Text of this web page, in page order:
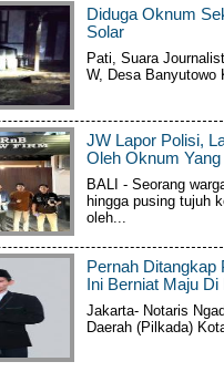
Diduga Oknum
Solar
Pati, Suara
W, Desa Banyutowo
JW Lapor Polisi,
Oleh Oknum
BALI - Seorang
hingga pusing tujuh
oleh...
Pernah Ditangkap
Ini Berniat Maju Di
Jakarta- Notaris
Daerah (Pilkada)